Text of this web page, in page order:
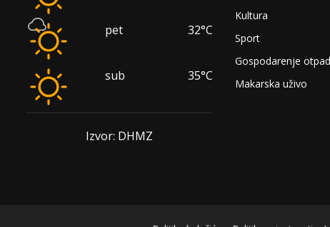
pet 32°C
sub 35°C
Izvor: DHMZ
Kultura
Sport
Gospodarenje
Makarska uživo